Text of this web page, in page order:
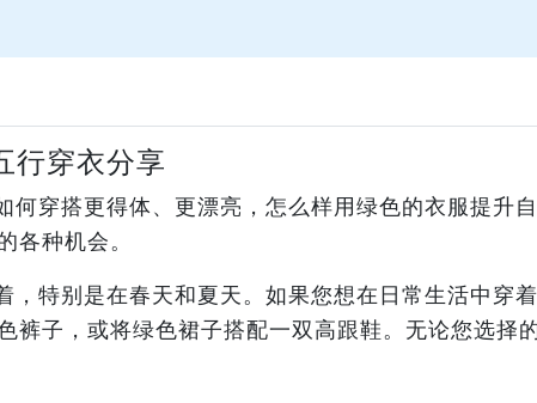
行穿衣分享
穿搭更得体、更漂亮，怎么样用绿色的衣服提升
各种机会。
特别是在春天和夏天。如果您想在日常生活中穿
子，或将绿色裙子搭配一双高跟鞋。无论您选择